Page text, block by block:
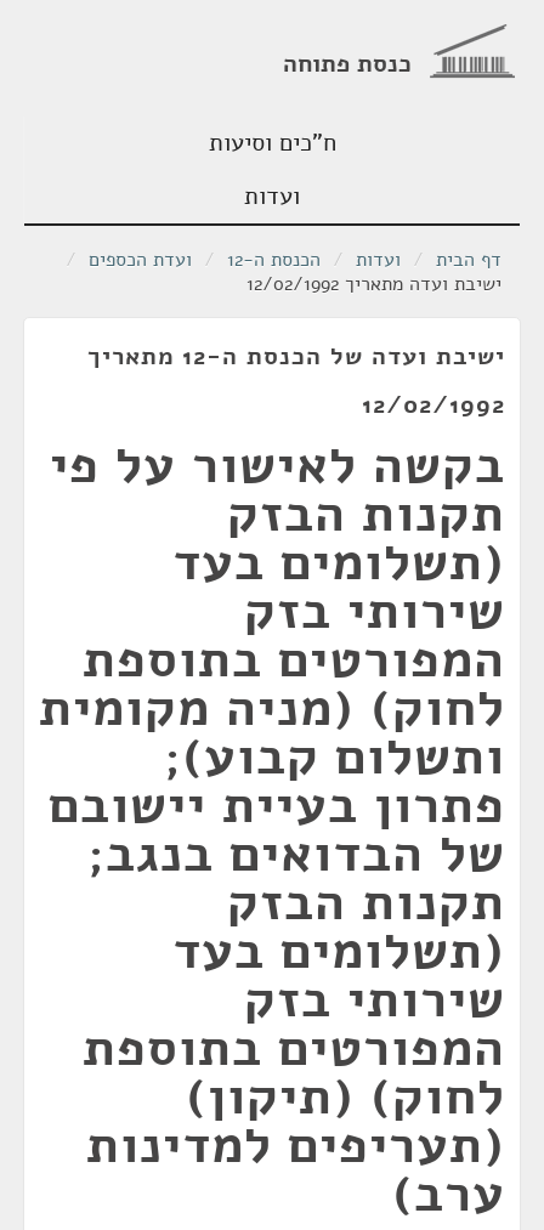
כנסת פתוחה
ח"כים וסיעות
ועדות
דף הבית / ועדות / הכנסת ה-12 / ועדת הכספים /
ישיבת ועדה מתאריך 12/02/1992
ישיבת ועדה של הכנסת ה-12 מתאריך
12/02/1992
בקשה לאישור על פי
תקנות הבזק
(תשלומים בעד
שירותי בזק
המפורטים בתוספת
לחוק) (מניה מקומית
ותשלום קבוע);
פתרון בעיית יישובם
של הבדואים בנגב;
תקנות הבזק
(תשלומים בעד
שירותי בזק
המפורטים בתוספת
לחוק) (תיקון)
(תעריפים למדינות
ערב)